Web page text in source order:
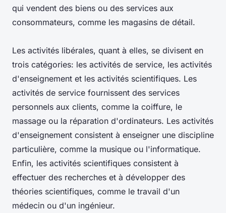
qui vendent des biens ou des services aux
consommateurs, comme les magasins de détail.
Les activités libérales, quant à elles, se divisent en
trois catégories: les activités de service, les activités
d'enseignement et les activités scientifiques. Les
activités de service fournissent des services
personnels aux clients, comme la coiffure, le
massage ou la réparation d'ordinateurs. Les activités
d'enseignement consistent à enseigner une discipline
particulière, comme la musique ou l'informatique.
Enfin, les activités scientifiques consistent à
effectuer des recherches et à développer des
théories scientifiques, comme le travail d'un
médecin ou d'un ingénieur.